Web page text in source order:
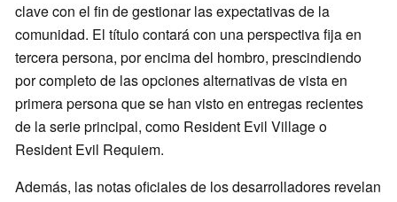
clave con el fin de gestionar las expectativas de la
comunidad. El título contará con una perspectiva fija en
tercera persona, por encima del hombro, prescindiendo
por completo de las opciones alternativas de vista en
primera persona que se han visto en entregas recientes
de la serie principal, como Resident Evil Village o
Resident Evil Requiem.
Además, las notas oficiales de los desarrolladores revelan